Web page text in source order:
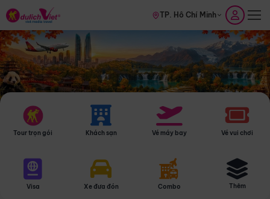
TP. Hồ Chí Minh
Tour trọn gói Khách sạn Vé máy bay Vé vui chơi
Visa Xe đưa đón Combo Thêm